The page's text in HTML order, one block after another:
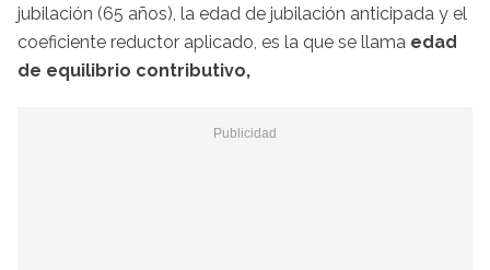
jubilación (65 años), la edad de jubilación anticipada y el
coeficiente reductor aplicado, es la que se llama edad
de equilibrio contributivo,